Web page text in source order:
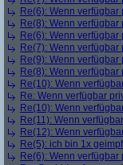
Re(6): Wenn verfügbar
Re(8): Wenn verfügbar
Re(6): Wenn verfügbar
Re(7): Wenn verfügbar
Re(9): Wenn verfügbar
Re(8): Wenn verfügbar
Re(10): Wenn
Re: Wenn verfügbar
Re(10): Wenn
Re(11): Wenn
Re(12): Wenn
Re(5): ich bin 1x
Re(6): Wenn verfügbar